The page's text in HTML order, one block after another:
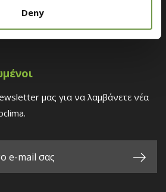
Deny
κοντά σας
μας για να λαμβάνετε νέα